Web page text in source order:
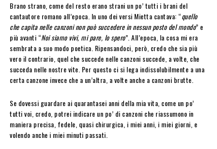
Brano strano, come del resto erano strani un po’ tutti i brani del
cantautore romano all’epoca. In uno dei versi Mietta cantava: “quello
che capita nelle canzoni non può succedere in nessun posto del mondo” e
più avanti “Noi siamo vivi, mi pare, lo spero”. All’epoca, la cosa mi era
sembrata a suo modo poetica. Ripensandoci, però, credo che sia più
vero il contrario, quel che succede nelle canzoni succede, a volte, che
succeda nelle nostre vite. Per questo ci si lega indissolubilmente a una
certa canzone invece che a un’altra, a volte anche a canzoni brutte.
Se dovessi guardare ai quarantasei anni della mia vita, come un po’
tutti voi, credo, potrei indicare un po’ di canzoni che riassumono in
maniera precisa, fedele, quasi chirurgica, i miei anni, i miei giorni, e
volendo anche i miei minuti passati.